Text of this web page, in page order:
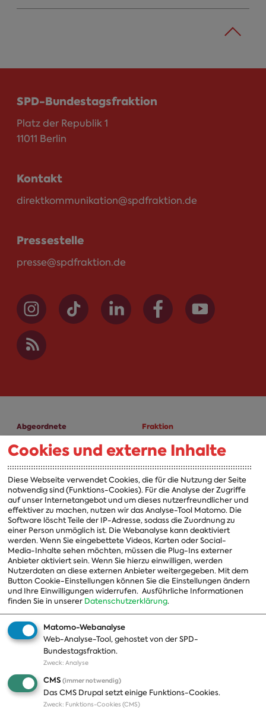
SPD-Bundestagsfraktion
Platz der Republik 1
11011 Berlin
Kontakt
direktkommunikation@spdfraktion.de
Pressestelle
presse@spdfraktion.de
Abgeordnete
A-Z
Fraktion
Fraktion
Vorsitzender
Vorstand
Arbeitsgruppen
Ausschussvorsitzende
Beauftragte
Landesgruppen
Organisation
Themen
Positionen
Presse
Fotos
Cookies und externe Inhalte
Diese Webseite verwendet Cookies, die für die Nutzung der Seite
notwendig sind (Funktions-Cookies). Für die Analyse der Zugriffe
auf unser Internetangebot und um dieses nutzerfreundlicher und
effektiver zu machen, nutzen wir das Analyse-Tool Matomo. Die
Software löscht Teile der IP-Adresse, sodass die Zuordnung zu
einer Person unmöglich ist. Die Webanalyse kann deaktiviert
werden. Wenn Sie eingebettete Videos, Karten oder Social-
Media-Inhalte sehen möchten, müssen die Plug-Ins externer
Anbieter aktiviert sein. Wenn Sie hierzu einwilligen, werden
Nutzerdaten an diese externen Anbieter weitergegeben. Mit dem
Button Cookie-Einstellungen können Sie die Einstellungen ändern
und Ihre Einwilligungen widerrufen. Ausführliche Informationen
finden Sie in unserer Datenschutzerklärung.
Matomo-Webanalyse
Web-Analyse-Tool, gehostet von der SPD-
Bundestagsfraktion.
Zweck: Analyse
CMS (immer notwendig)
Das CMS Drupal setzt einige Funktions-Cookies.
Zweck: Funktions-Cookies (CMS)